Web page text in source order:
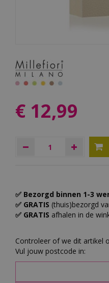
€ 12,99
✅ Bezorgd binnen 1-3
✅ GRATIS (thuis)bezorgd
✅ GRATIS afhalen in de
Controleer of we dit artikel
Vul jouw postcode in: